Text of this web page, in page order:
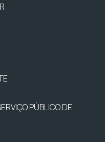
PÚBLICO DE